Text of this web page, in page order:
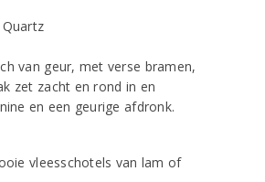
van geur, met verse bramen,
zet zacht en rond in en
en een geurige afdronk.
vleesschotels van lam of